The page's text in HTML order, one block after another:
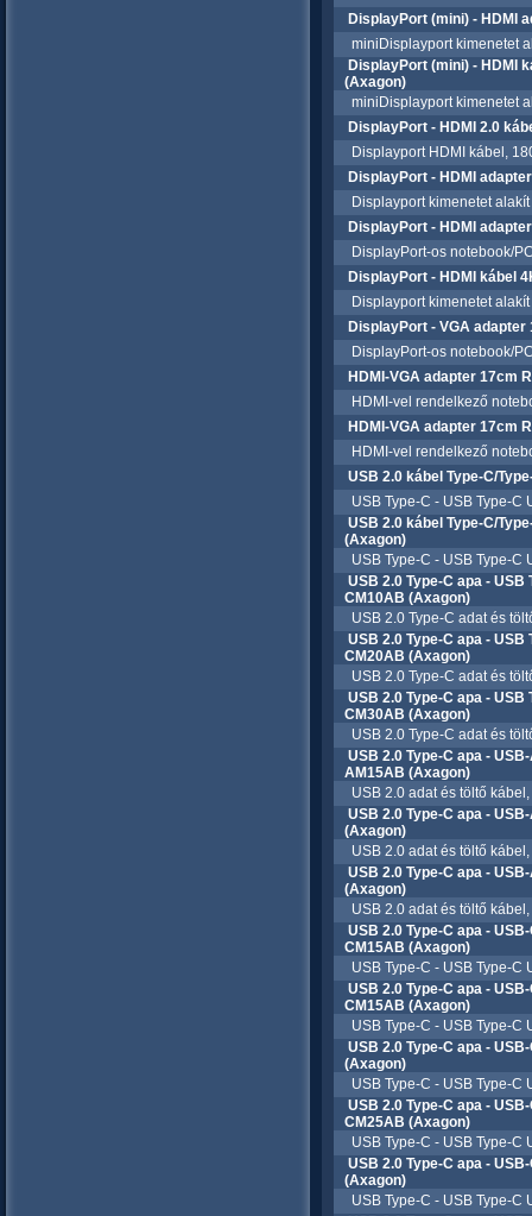
DisplayPort (mini) - HDMI
miniDisplayport kimenetet
DisplayPort (mini) - HDMI
(Axagon)
miniDisplayport kimenetet
DisplayPort - HDMI 2.0
Displayport HDMI kábel,
DisplayPort - HDMI
Displayport kimenetet alakít
DisplayPort - HDMI
DisplayPort-os notebook/
DisplayPort - HDMI kábel
Displayport kimenetet alakít
DisplayPort - VGA adapter
DisplayPort-os notebook/
HDMI-VGA adapter 17cm
HDMI-vel rendelkező
HDMI-VGA adapter 17cm
HDMI-vel rendelkező
USB 2.0 kábel Type-C/
USB Type-C - USB Type-C
USB 2.0 kábel Type-C/
(Axagon)
USB Type-C - USB Type-C
USB 2.0 Type-C apa -
CM10AB (Axagon)
USB 2.0 Type-C adat és
USB 2.0 Type-C apa -
CM20AB (Axagon)
USB 2.0 Type-C adat és
USB 2.0 Type-C apa -
CM30AB (Axagon)
USB 2.0 Type-C adat és
USB 2.0 Type-C apa -
AM15AB (Axagon)
USB 2.0 adat és töltő kábel,
USB 2.0 Type-C apa -
(Axagon)
USB 2.0 adat és töltő kábel,
USB 2.0 Type-C apa -
(Axagon)
USB 2.0 adat és töltő kábel,
USB 2.0 Type-C apa -
CM15AB (Axagon)
USB Type-C - USB Type-C
USB 2.0 Type-C apa -
CM15AB (Axagon)
USB Type-C - USB Type-C
USB 2.0 Type-C apa -
(Axagon)
USB Type-C - USB Type-C
USB 2.0 Type-C apa -
CM25AB (Axagon)
USB Type-C - USB Type-C
USB 2.0 Type-C apa -
(Axagon)
USB Type-C - USB Type-C